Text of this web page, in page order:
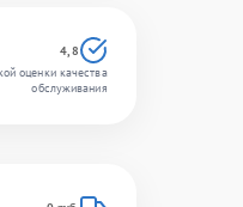
4,8
оценки качества
обслуживания